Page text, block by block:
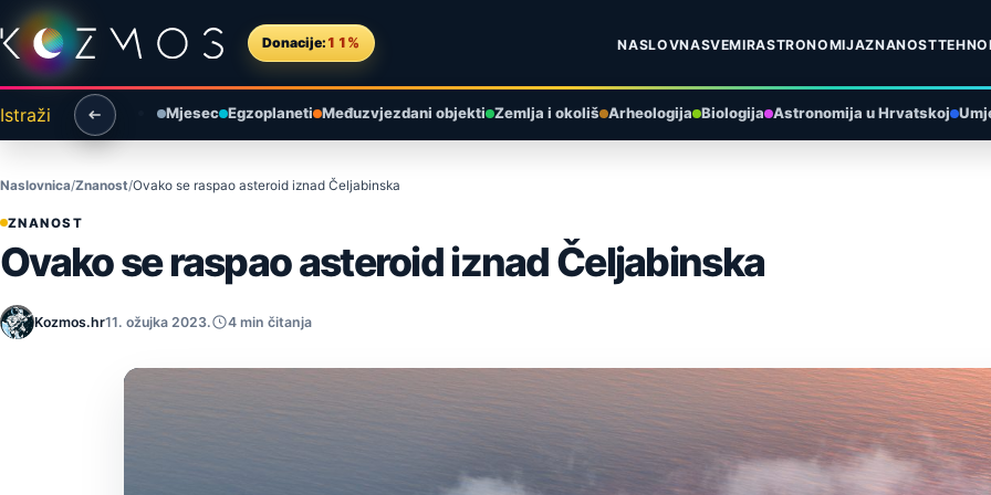
Preskoči na sadržaj
Donacije: 11% NASLOVNASVEMIRASTRONOMIJAZNANOST
Istraži Mjesec Egzoplaneti Međuzvjezdani objekti Zemlja i okoliš Arheologija Biologija Astronomija u Hrvatskoj
Naslovnica Znanost Ovako se raspao asteroid iznad Čeljabinska
ZNANOST
Ovako se raspao asteroid iznad Čeljabinska
Kozmos.hr11. ožujka 2023. 4 min čitanja